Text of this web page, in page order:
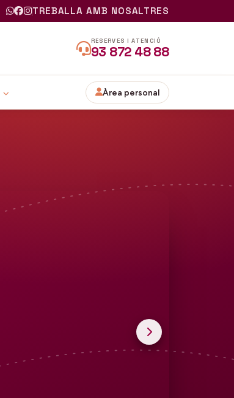
TREBALLA AMB NOSALTRES
RESERVES I ATENCIÓ
93 872 48 88
Àrea personal